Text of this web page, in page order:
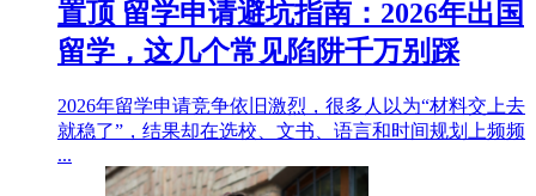
置顶 留学申请避坑指南：2026年出国
留学，这几个常见陷阱千万别踩
2026年留学申请竞争依旧激烈，很多人以为“材料交上去
就稳了”，结果却在选校、文书、语言和时间规划上频频
...